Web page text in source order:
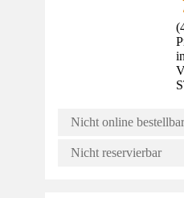
(
Nicht online bestellbar
Nicht reservierbar